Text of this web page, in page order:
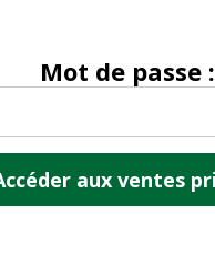
Mot de passe :